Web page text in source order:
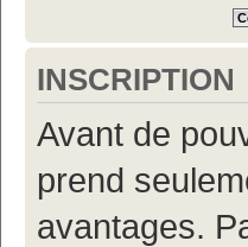
INSCRIPTION
Avant de
prend
avantages.